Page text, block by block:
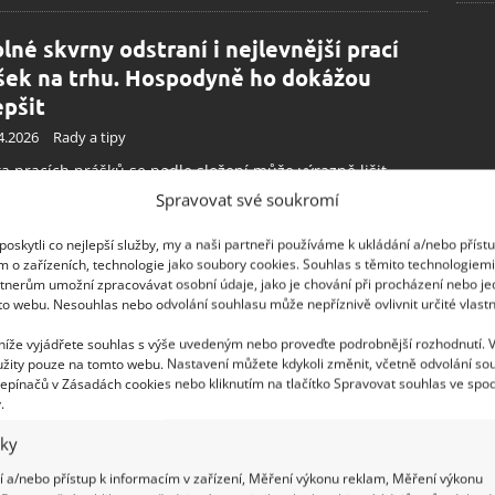
Spravovat své soukromí
co nejlepší služby, my a naši partneři používáme k ukládání a/nebo
o zařízeních, technologie jako soubory cookies. Souhlas s těmito
umožní zpracovávat osobní údaje, jako je chování při procházení nebo
webu. Nesouhlas nebo odvolání souhlasu může nepříznivě ovlivnit určité
vyjádřete souhlas s výše uvedeným nebo proveďte podrobnější rozhodnutí.
pouze na tomto webu. Nastavení můžete kdykoli změnit, včetně odvolání
v Zásadách cookies nebo kliknutím na tlačítko Spravovat souhlas ve
a/nebo přístup k informacím v zařízení, Měření výkonu reklam, Měření výkonu
skvrny odstraní i nejlevnější prací
na trhu. Hospodyně ho dokážou
Rady a tipy
pracích prášků se podle složení může výrazně lišit.
to pak poznáte na čistotě vypraného prádla. S tímto
už zásadně nekupuji. Šetřím tisíce
díky této domácí přírodní alternativě
Rady a tipy
aviváž je vhodnější alternativou ke komerčním
Lepší jsou snad jen aviváže hypoalergenní a ty
rostlinných látek. Jsou ale drahé. Běžné aviváže
řadu škodlivých látek. Jak se jich při výběru vyvarovat?